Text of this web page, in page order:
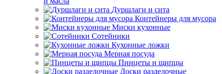
Дуршлаги и сита
Контейнеры для мусора
Миски кухонные
Сотейники
Кухонные ложки
Мерная посуда
Пинцеты и щипцы
Доски разделочные